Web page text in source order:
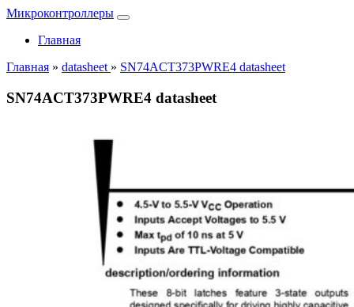
Микроконтроллеры
Главная
Главная » datasheet » SN74ACT373PWRE4 datasheet
SN74ACT373PWRE4 datasheet